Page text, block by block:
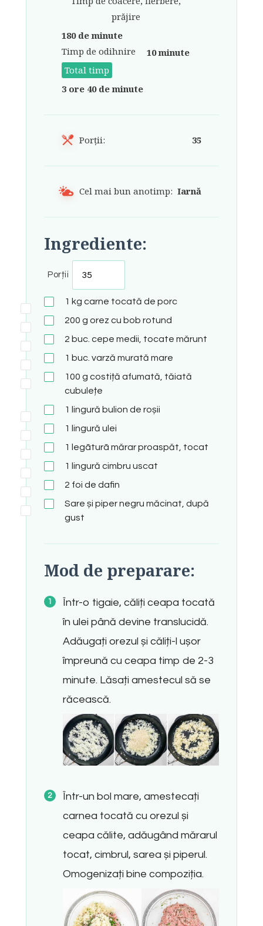
prăjire
180 de minute
Timp de odihnire
10 minute
Total timp
3 ore 40 de minute
Porții: 35
Cel mai bun anotimp: Iarnă
Ingrediente:
Porții
1 kg carne tocată de porc
200 g orez cu bob rotund
2 buc. cepe medii, tocate mărunt
1 buc. varză murată mare
100 g costiță afumată, tăiată
cubulețe
1 lingură bulion de roșii
1 lingură ulei
1
legãturã mărar proaspăt, tocat
1 lingură cimbru uscat
2 foi de dafin
Sare și piper negru măcinat, după
gust
Mod de preparare:
Într-o tigaie, căliți ceapa tocată
în ulei până devine translucidă.
Adăugați orezul și căliți-l ușor
împreună cu ceapa timp de 2-3
minute. Lăsați amestecul să se
răcească.
Într-un bol mare, amestecați
carnea tocată cu orezul și
ceapa călite, adăugând mărarul
tocat, cimbrul, sarea și piperul.
Omogenizați bine compoziția.